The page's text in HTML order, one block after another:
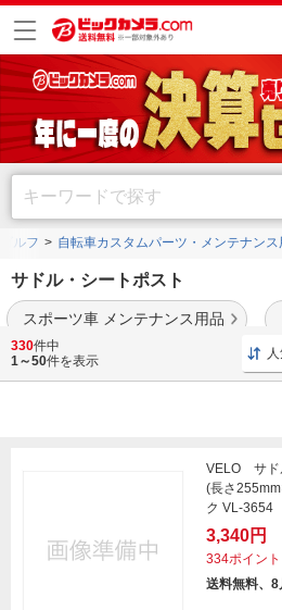
ルフ 自転車カスタムパーツ・メンテナンス
サドル・シートポスト
スポーツ車 メンテナンス用品
シマノPROやブリヂストン など、人気ブランドの
330件中
1～50件を表示
VELO サド
(長さ
ク VL-3654
3,340円
334ポイント
送料無料、8